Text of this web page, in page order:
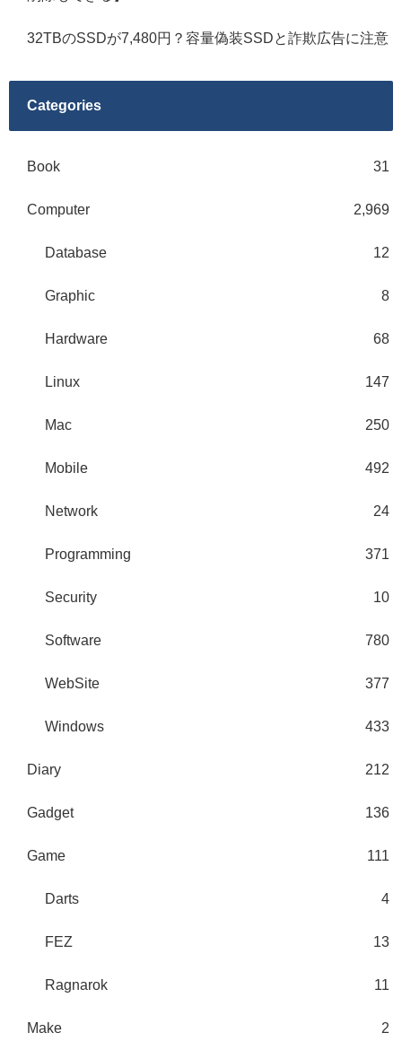
32TBのSSDが7,480円？容量偽装SSDと詐欺広告に注意
Categories
Book 31
Computer 2,969
Database 12
Graphic 8
Hardware 68
Linux 147
Mac 250
Mobile 492
Network 24
Programming 371
Security 10
Software 780
WebSite 377
Windows 433
Diary 212
Gadget 136
Game 111
Darts 4
FEZ 13
Ragnarok 11
Make 2